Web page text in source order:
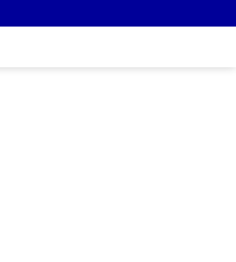
Spatial Web Programmer